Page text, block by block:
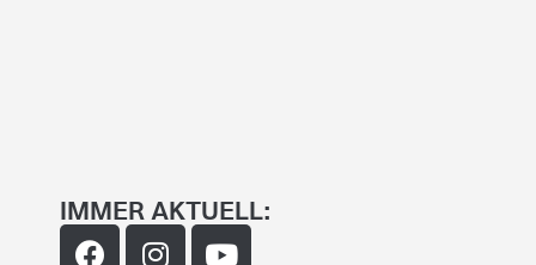
IMMER AKTUELL: